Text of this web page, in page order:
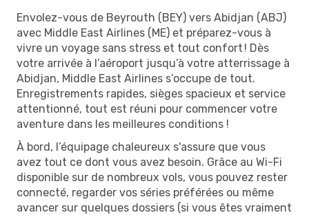
Envolez-vous de Beyrouth (BEY) vers Abidjan (ABJ)
avec Middle East Airlines (ME) et préparez-vous à
vivre un voyage sans stress et tout confort ! Dès
votre arrivée à l’aéroport jusqu’à votre atterrissage à
Abidjan, Middle East Airlines s’occupe de tout.
Enregistrements rapides, sièges spacieux et service
attentionné, tout est réuni pour commencer votre
aventure dans les meilleures conditions !
À bord, l’équipage chaleureux s'assure que vous
avez tout ce dont vous avez besoin. Grâce au Wi-Fi
disponible sur de nombreux vols, vous pouvez rester
connecté, regarder vos séries préférées ou même
avancer sur quelques dossiers (si vous êtes vraiment